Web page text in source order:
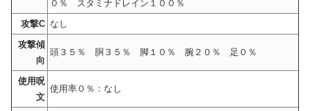
０％ スタミナドレイン１００％
攻撃C なし
攻撃傾
向
頭３５％ 胴３５％ 脚１０％ 腕２０％ 足０％
使用呪
文
使用率０％：なし